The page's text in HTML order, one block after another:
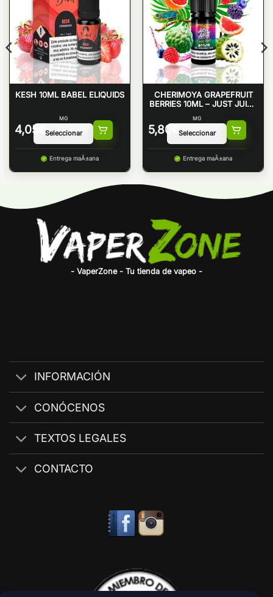
KESH 10ML BABEL ELIQUIDS
4,05 €
MG
Entrega maÃ±ana
CHERIMOYA GRAPEFRUIT
BERRIES 10ML – JUST JUICE
5,80 €
MG
Entrega maÃ±ana
- VaperZone - Tu tienda de vapeo -
INFORMACIÓN
CONÓCENOS
TEXTOS LEGALES
CONTACTO